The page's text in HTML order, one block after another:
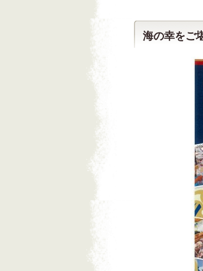
海の幸をご